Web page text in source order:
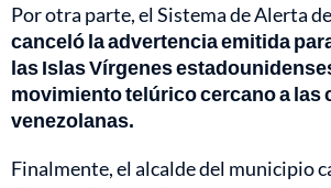
Por otra parte, el Sistema de Alerta
canceló la advertencia emitida
las Islas Vírgenes
movimiento telúrico cercano a las
venezolanas.
Finalmente, el alcalde del municipio